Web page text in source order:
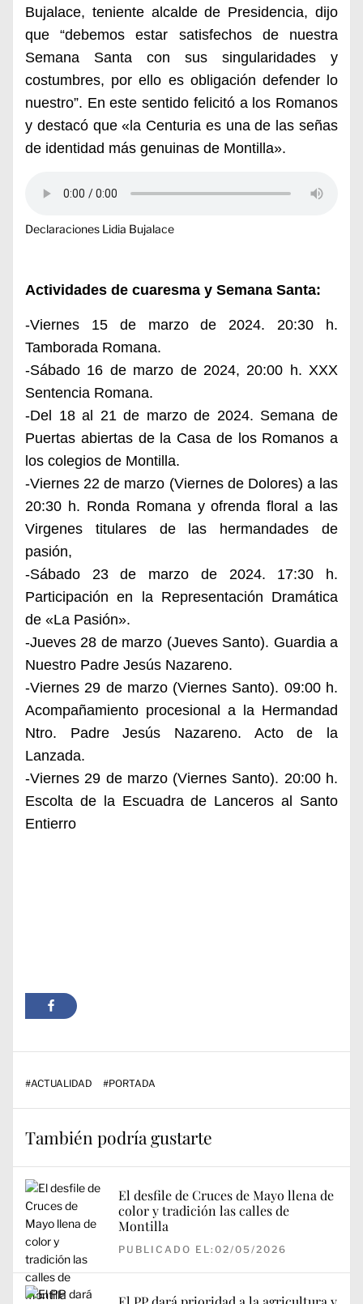
Bujalace, teniente alcalde de Presidencia, dijo
que “debemos estar satisfechos de nuestra
Semana Santa con sus singularidades y
costumbres, por ello es obligación defender lo
nuestro”. En este sentido felicitó a los Romanos
y destacó que «la Centuria es una de las señas
de identidad más genuinas de Montilla».
Declaraciones Lidia Bujalace
Actividades de cuaresma y Semana Santa:
-Viernes 15 de marzo de 2024. 20:30 h.
Tamborada Romana.
-Sábado 16 de marzo de 2024, 20:00 h. XXX
Sentencia Romana.
-Del 18 al 21 de marzo de 2024. Semana de
Puertas abiertas de la Casa de los Romanos a
los colegios de Montilla.
-Viernes 22 de marzo (Viernes de Dolores) a las
20:30 h. Ronda Romana y ofrenda floral a las
Virgenes titulares de las hermandades de
pasión,
-Sábado 23 de marzo de 2024. 17:30 h.
Participación en la Representación Dramática
de «La Pasión».
-Jueves 28 de marzo (Jueves Santo). Guardia a
Nuestro Padre Jesús Nazareno.
-Viernes 29 de marzo (Viernes Santo). 09:00 h.
Acompañamiento procesional a la Hermandad
Ntro. Padre Jesús Nazareno. Acto de la
Lanzada.
-Viernes 29 de marzo (Viernes Santo). 20:00 h.
Escolta de la Escuadra de Lanceros al Santo
Entierro
#ACTUALIDAD #PORTADA
También podría gustarte
El desfile de Cruces de Mayo llena de
color y tradición las calles de
Montilla
PUBLICADO EL:02/05/2026